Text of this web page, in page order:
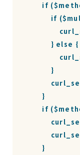
if
if
            } else {
            }
        }
if
        }